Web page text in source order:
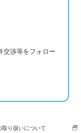
交渉等をフォロー
取り扱いについて